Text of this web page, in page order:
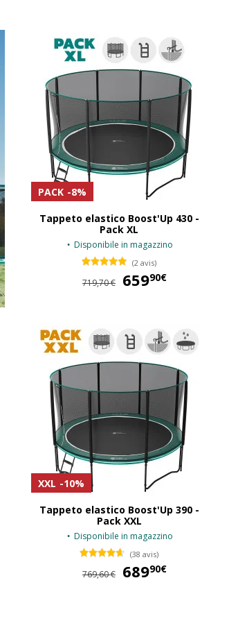
PACK -8%
Tappeto elastico Boost'Up 430 -
Pack XL
Disponibile in magazzino
(2 avis)
719,70 € 65990€
XXL -10%
Tappeto elastico Boost'Up 390 -
Pack XXL
Disponibile in magazzino
(38 avis)
769,60 € 68990€